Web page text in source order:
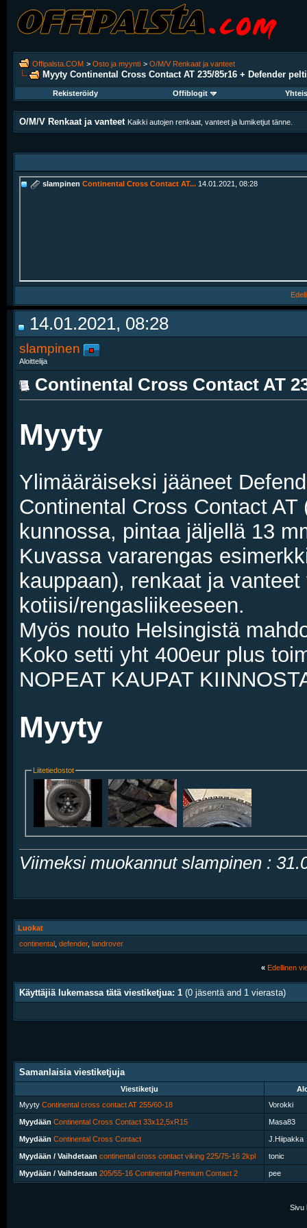
Offipalsta.COM > Osto ja myynti > O/M/V Renkaat ja vanteet
Myyty Continental Cross Contact AT 235/85r16 + Defender
Rekisteröidy Offiblogit
O/M/V Renkaat ja vanteet Kaikki autojen renkaat, vanteet ja lumiketjut tänne.
slampinen Continental Cross Contact AT... 14.01.2021, 08:28
14.01.2021, 08:28
slampinen
Aloittelija
Continental Cross Contact AT
Myyty
Ylimääräiseksi jääneet
Continental Cross Contact
kunnossa, pintaa jäljellä 13
Kuvassa vararengas
kauppaan), renkaat ja
kotiisi/rengasliikeeseen.
Myös nouto Helsingistä
Koko setti yht 400eur plus
NOPEAT KAUPAT
Myyty
Liitetiedostot
Viimeksi muokannut slampinen :
Luokat
continental defender, landrover
« Edellinen
Käyttäjiä lukemassa tätä viestiketjua: 1 (0 jäsentä and 1 vierasta)
Samanlaisia viestiketjuja
Viestiketju
Myyty Continental cross contact AT 255/60-18 Vorokki
Myydään Continental Cross Contact 33x12,5xR15 Masa83
Myydään Continental Cross Contact J.Hiipakka
Myydään / Vaihdetaan continental cross contact viking 225/75-16 2kpl tonic
Myydään / Vaihdetaan 205/55-16 Continental Premium Contact 2 pee
Sivu